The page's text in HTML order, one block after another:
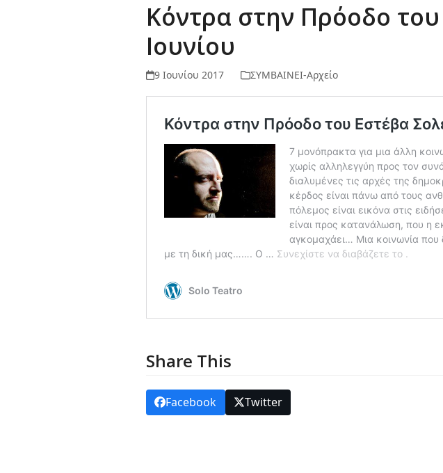
Κόντρα στην Πρόοδο
Ιουνίου
9 Ιουνίου 2017 ΣΥΜΒΑΙΝΕΙ-Αρχείο
Share This
Facebook Twitter